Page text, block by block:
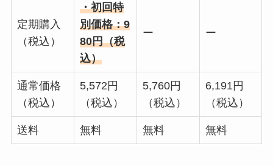
定期購入
（税込）
・初回特
別価格：9
80円（税
込）
ー ー
通常価格
（税込）
5,572円
（税込）
5,760円
（税込）
6,191円
（税込）
送料 無料 無料 無料